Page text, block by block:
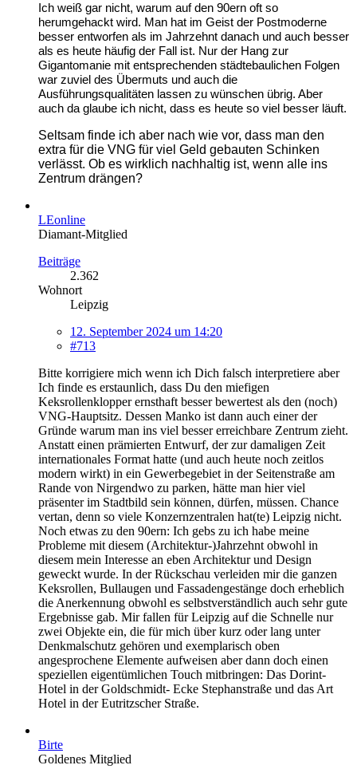
Ich weiß gar nicht, warum auf den 90ern oft so
herumgehackt wird. Man hat im Geist der Postmoderne
besser entworfen als im Jahrzehnt danach und auch besser
als es heute häufig der Fall ist. Nur der Hang zur
Gigantomanie mit entsprechenden städtebaulichen Folgen
war zuviel des Übermuts und auch die
Ausführungsqualitäten lassen zu wünschen übrig. Aber
auch da glaube ich nicht, dass es heute so viel besser läuft.
Seltsam finde ich aber nach wie vor, dass man den
extra für die VNG für viel Geld gebauten Schinken
verlässt. Ob es wirklich nachhaltig ist, wenn alle ins
Zentrum drängen?
LEonline
Diamant-Mitglied
Beiträge
2.362
Wohnort
Leipzig
12. September 2024 um 14:20
#713
Bitte korrigiere mich wenn ich Dich falsch interpretiere aber
Ich finde es erstaunlich, dass Du den miefigen
Keksrollenklopper ernsthaft besser bewertest als den (noch)
VNG-Hauptsitz. Dessen Manko ist dann auch einer der
Gründe warum man ins viel besser erreichbare Zentrum zieht.
Anstatt einen prämierten Entwurf, der zur damaligen Zeit
internationales Format hatte (und auch heute noch zeitlos
modern wirkt) in ein Gewerbegebiet in der Seitenstraße am
Rande von Nirgendwo zu parken, hätte man hier viel
präsenter im Stadtbild sein können, dürfen, müssen. Chance
vertan, denn so viele Konzernzentralen hat(te) Leipzig nicht.
Noch etwas zu den 90ern: Ich gebs zu ich habe meine
Probleme mit diesem (Architektur-)Jahrzehnt obwohl in
diesem mein Interesse an eben Architektur und Design
geweckt wurde. In der Rückschau verleiden mir die ganzen
Keksrollen, Bullaugen und Fassadengestänge doch erheblich
die Anerkennung obwohl es selbstverständlich auch sehr gute
Ergebnisse gab. Mir fallen für Leipzig auf die Schnelle nur
zwei Objekte ein, die für mich über kurz oder lang unter
Denkmalschutz gehören und exemplarisch oben
angesprochene Elemente aufweisen aber dann doch einen
speziellen eigentümlichen Touch mitbringen: Das Dorint-
Hotel in der Goldschmidt- Ecke Stephanstraße und das Art
Hotel in der Eutritzscher Straße.
Birte
Goldenes Mitglied